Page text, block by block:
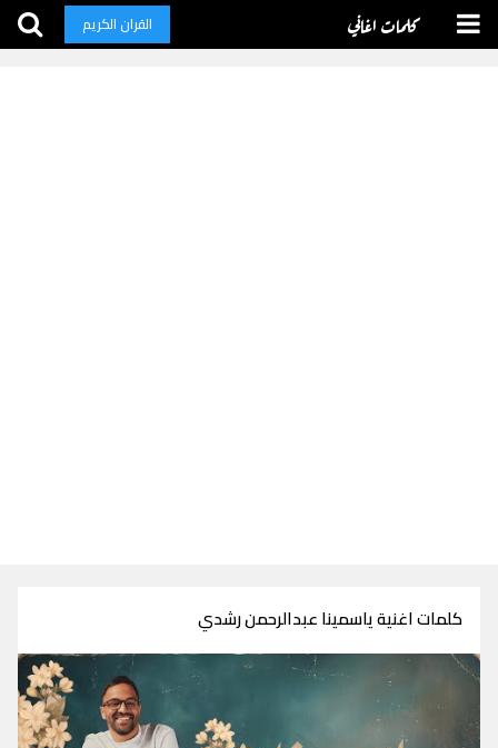
كلمات اغاني القران الكريم
كلمات اغنية ياسمينا عبدالرحمن رشدي